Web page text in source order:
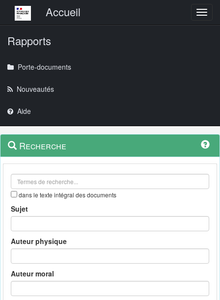
Menu principalAccueil
Rapports
Porte-documents
Nouveautés
Aide
Navigation
outils
Menu
contextuel
Recherche
dans le texte intégral des documents
Sujet
Auteur physique
Auteur moral